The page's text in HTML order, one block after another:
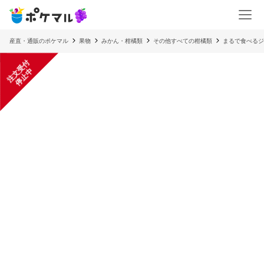
産直・通販のポケマル 果物 みかん・柑橘類 その他すべての柑橘類 まるで食べる
注
文
受
付
停
止
中